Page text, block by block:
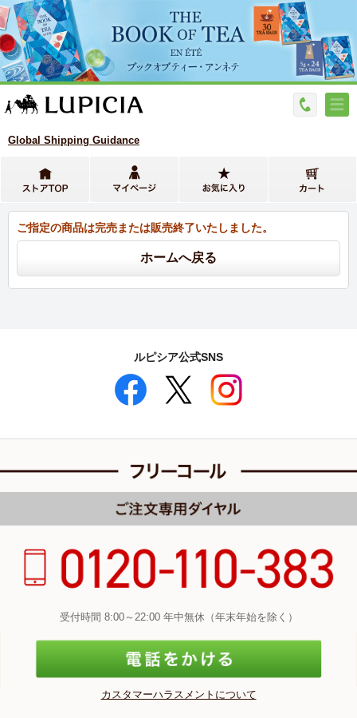
Global Shipping Guidance
ご指定の商品は完売または販売終了いたしました。
ルピシア公式SNS
受付時間 8:00～22:00 年中無休（年末年始を除く）
カスタマーハラスメントについて